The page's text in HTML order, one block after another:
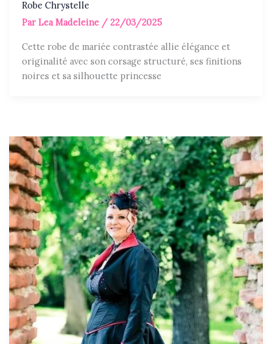
Robe Chrystelle
ParLea Madeleine / 22/03/2025
Cette robe de mariée contrastée allie élégance et
originalité avec son corsage structuré, ses finitions
noires et sa silhouette princesse